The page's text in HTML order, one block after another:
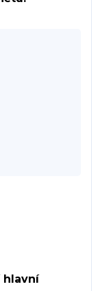
hlavní